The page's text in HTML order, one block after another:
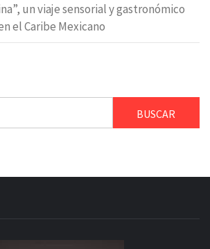
un viaje sensorial y gastronómico
el Caribe Mexicano